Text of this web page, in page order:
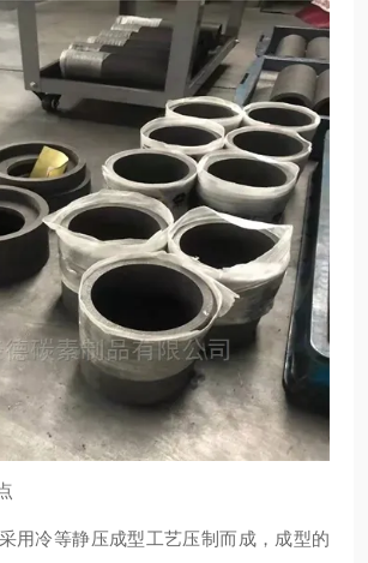
用冷等静压成型工艺压制而成，成型的